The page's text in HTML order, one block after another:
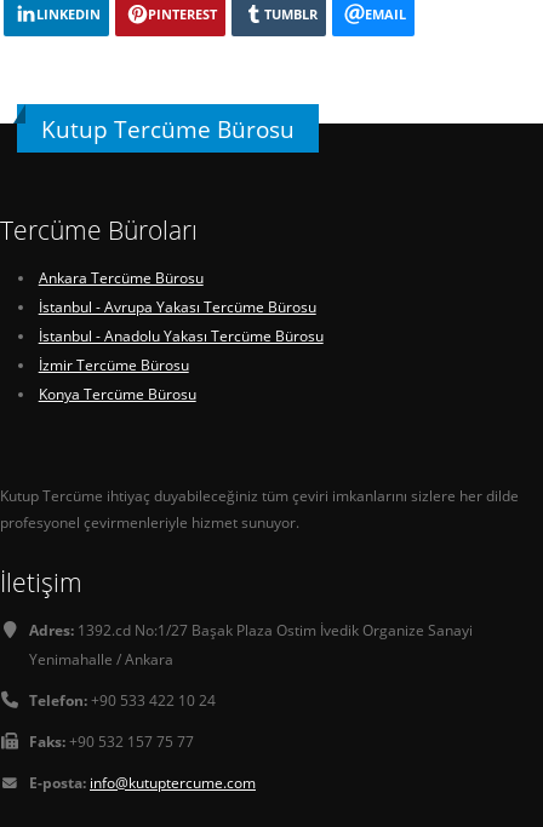
LINKEDIN PINTEREST TUMBLR EMAIL
Kutup Tercüme Bürosu
Tercüme Büroları
Ankara Tercüme Bürosu
İstanbul - Avrupa Yakası Tercüme Bürosu
İstanbul - Anadolu Yakası Tercüme Bürosu
İzmir Tercüme Bürosu
Konya Tercüme Bürosu
Kutup Tercüme ihtiyaç duyabileceğiniz tüm çeviri imkanlarını sizlere her dilde
profesyonel çevirmenleriyle hizmet sunuyor.
İletişim
Adres: 1392.cd No:1/27 Başak Plaza Ostim İvedik Organize Sanayi
Yenimahalle / Ankara
Telefon:+90 533 422 10 24
Faks:+90 532 157 75 77
E-posta: info@kutuptercume.com